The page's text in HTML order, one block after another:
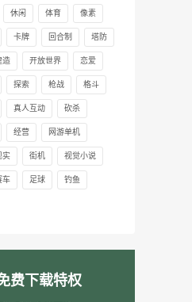
休闲 体育 像素
卡牌 回合制 塔防
造 开放世界 恋爱
探索 枪战 格斗
真人互动 砍杀
经营 网游单机
实 街机 视觉小说
车 足球 钓鱼
费下载特权